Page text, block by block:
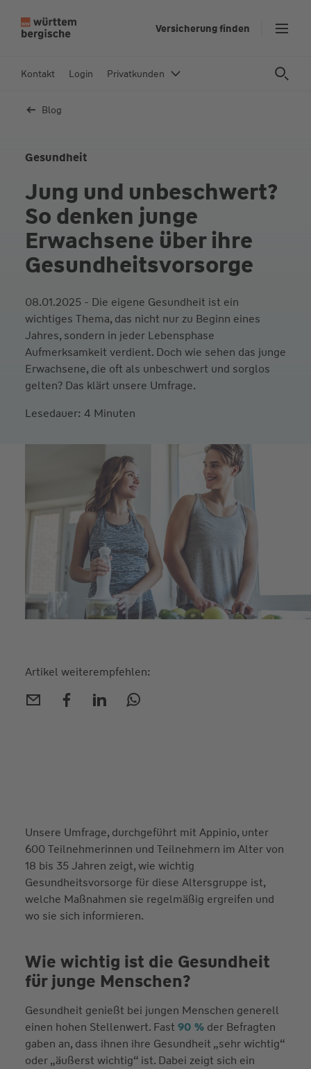
In
Versicherung finden
Kontakt Login Privatkunden
Blog
Gesundheit
Jung und unbeschwert?
So denken junge
Erwachsene über ihre
Gesundheitsvorsorge
08.01.2025 - Die eigene Gesundheit ist ein
wichtiges Thema, das nicht nur zu Beginn eines
Jahres, sondern in jeder Lebensphase
Aufmerksamkeit verdient. Doch wie sehen das junge
Erwachsene, die oft als unbeschwert und sorglos
gelten? Das klärt unsere Umfrage.
Lesedauer: 4 Minuten
Artikel weiterempfehlen:
Unsere Umfrage, durchgeführt mit Appinio, unter
600 Teilnehmerinnen und Teilnehmern im Alter von
18 bis 35 Jahren zeigt, wie wichtig
Gesundheitsvorsorge für diese Altersgruppe ist,
welche Maßnahmen sie regelmäßig ergreifen und
wo sie sich informieren.
Wie wichtig ist die Gesundheit
für junge Menschen?
Gesundheit genießt bei jungen Menschen generell
einen hohen Stellenwert. Fast 90 %der Befragten
gaben an, dass ihnen ihre Gesundheit „sehr wichtig“
oder „äußerst wichtig“ ist. Dabei zeigt sich ein